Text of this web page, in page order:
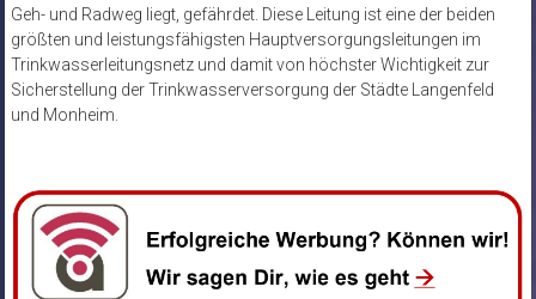
Geh- und Radweg liegt, gefährdet. Diese Leitung ist eine der beiden
größten und leistungsfähigsten Hauptversorgungsleitungen im
Trinkwasserleitungsnetz und damit von höchster Wichtigkeit zur
Sicherstellung der Trinkwasserversorgung der Städte Langenfeld
und Monheim.